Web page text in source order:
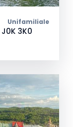
Unifamiliale
J0K 3K0